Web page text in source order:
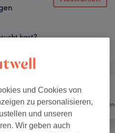
hast?
Nägel
und Cookies von
zu personalisieren,
und unseren
Wir geben auch